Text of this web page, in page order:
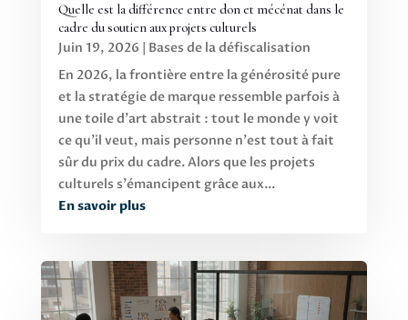
Quelle est la différence entre don et mécénat dans le
cadre du soutien aux projets culturels
Juin 19, 2026 | Bases de la défiscalisation
En 2026, la frontière entre la générosité pure
et la stratégie de marque ressemble parfois à
une toile d'art abstrait : tout le monde y voit
ce qu'il veut, mais personne n'est tout à fait
sûr du prix du cadre. Alors que les projets
culturels s'émancipent grâce aux...
En savoir plus